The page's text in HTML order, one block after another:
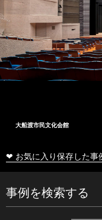
大船渡市民文化会館
❤ お気に入り保存した事
事例を検索する